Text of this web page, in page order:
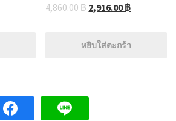
4,860.00฿ 2,916.00฿
หยิบใส่ตะกร้า